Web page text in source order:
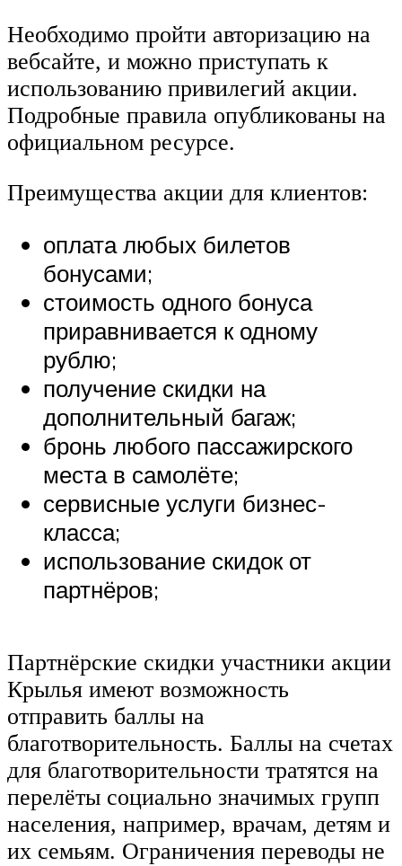
Необходимо пройти авторизацию на
вебсайте, и можно приступать к
использованию привилегий акции.
Подробные правила опубликованы на
официальном ресурсе.
Преимущества акции для клиентов:
оплата любых билетов
бонусами;
стоимость одного бонуса
приравнивается к одному
рублю;
получение скидки на
дополнительный багаж;
бронь любого пассажирского
места в самолёте;
сервисные услуги бизнес-
класса;
использование скидок от
партнёров;
Партнёрские скидки участники акции
Крылья имеют возможность
отправить баллы на
благотворительность. Баллы на счетах
для благотворительности тратятся на
перелёты социально значимых групп
населения, например, врачам, детям и
их семьям. Ограничения переводы не